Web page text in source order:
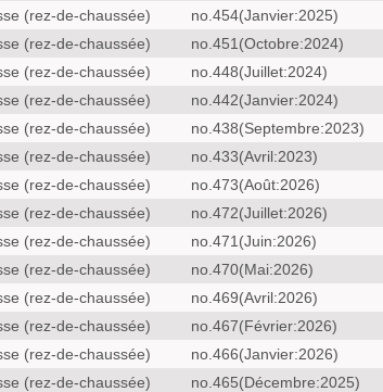
(rez-de-chaussée) no.454(Janvier:2025)
(rez-de-chaussée) no.451(Octobre:2024)
(rez-de-chaussée) no.448(Juillet:2024)
(rez-de-chaussée) no.442(Janvier:2024)
(rez-de-chaussée) no.438(Septembre:2023)
(rez-de-chaussée) no.433(Avril:2023)
(rez-de-chaussée) no.473(Août:2026)
(rez-de-chaussée) no.472(Juillet:2026)
(rez-de-chaussée) no.471(Juin:2026)
(rez-de-chaussée) no.470(Mai:2026)
(rez-de-chaussée) no.469(Avril:2026)
(rez-de-chaussée) no.467(Février:2026)
(rez-de-chaussée) no.466(Janvier:2026)
(rez-de-chaussée) no.465(Décembre:2025)